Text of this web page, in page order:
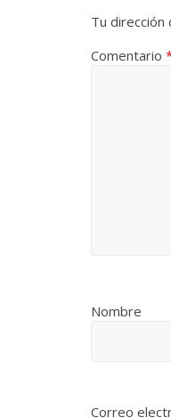
Tu dirección
Comentario
Nombre
Correo